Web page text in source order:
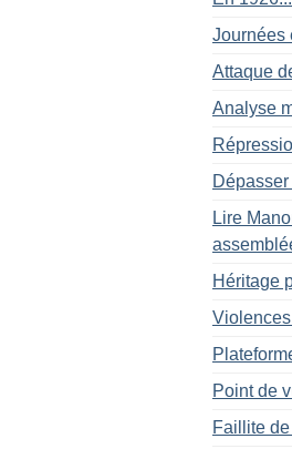
Journées
Attaque
Analyse
Lire
Héritage
Point de
Faillite